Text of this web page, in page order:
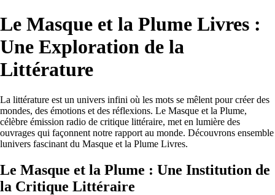
Le Masque et la Plume Livres :
Une Exploration de la
Littérature
La littérature est un univers infini où les mots se mêlent pour créer des
mondes, des émotions et des réflexions. Le Masque et la Plume,
célèbre émission radio de critique littéraire, met en lumière des
ouvrages qui façonnent notre rapport au monde. Découvrons ensemble
lunivers fascinant du Masque et la Plume Livres.
Le Masque et la Plume : Une Institution de
la Critique Littéraire